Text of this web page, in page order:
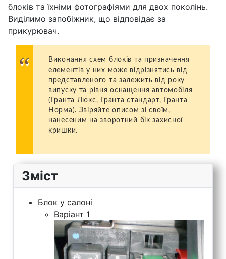
блоків та їхніми фотографіями для двох поколінь.
Виділимо запобіжник, що відповідає за
прикурювач.
Виконання схем блоків та призначення
елементів у них може відрізнятись від
представленого та залежить від року
випуску та рівня оснащення автомобіля
(Гранта Люкс, Гранта стандарт, Гранта
Норма). Звіряйте описом зі своїм,
нанесеним на зворотний бік захисної
кришки.
Зміст
Блок у салоні
Варіант 1